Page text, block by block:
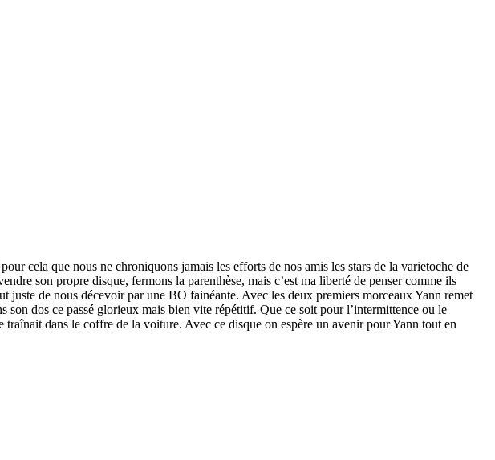
cela que nous ne chroniquons jamais les efforts de nos amis les stars de la varietoche de
son propre disque, fermons la parenthèse, mais c’est ma liberté de penser comme ils
de nous décevoir par une BO fainéante. Avec les deux premiers morceaux Yann remet
dos ce passé glorieux mais bien vite répétitif. Que ce soit pour l’intermittence ou le
dans le coffre de la voiture. Avec ce disque on espère un avenir pour Yann tout en